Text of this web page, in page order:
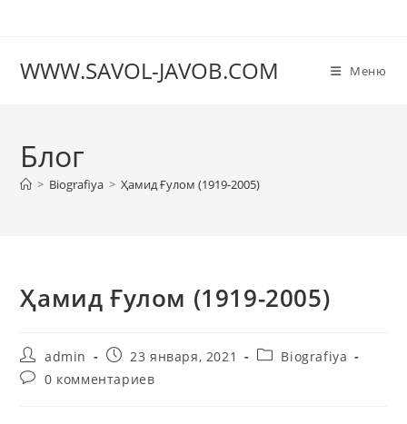
WWW.SAVOL-JAVOB.COM Меню
Блог
> Biografiya > Ҳамид Ғулом (1919-2005)
Ҳамид Ғулом (1919-2005)
Автор
записи:
admin
Запись23 января, 2021
Рубрика
Biografiya
Комментарии
0 комментариев